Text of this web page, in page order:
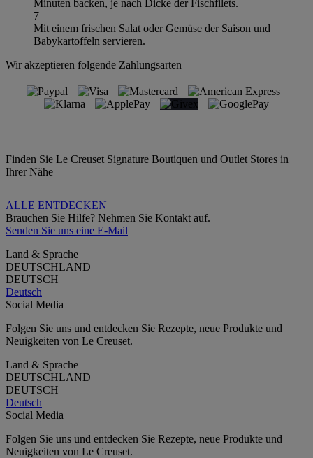
Minuten backen, je nach Dicke der Fischfilets.
7
Mit einem frischen Salat oder Gemüse der Saison und
Babykartoffeln servieren.
Wir akzeptieren folgende Zahlungsarten
Finden Sie Le Creuset Signature Boutiquen und Outlet Stores in
Ihrer Nähe
ALLE ENTDECKEN
Brauchen Sie Hilfe? Nehmen Sie Kontakt auf.
Senden Sie uns eine E-Mail
Land & Sprache
DEUTSCHLAND
DEUTSCH
Deutsch
Social Media
Folgen Sie uns und entdecken Sie Rezepte, neue Produkte und
Neuigkeiten von Le Creuset.
Land & Sprache
DEUTSCHLAND
DEUTSCH
Deutsch
Social Media
Folgen Sie uns und entdecken Sie Rezepte, neue Produkte und
Neuigkeiten von Le Creuset.